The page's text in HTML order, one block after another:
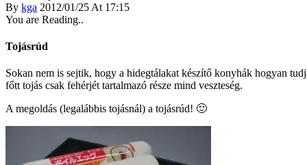
By kga 2012/01/25 At 17:15
You are Reading..
Tojásrúd
Sokan nem is sejtik, hogy a hidegtálakat készítő konyhák hogyan
főtt tojás csak fehérjét tartalmazó része mind veszteség.
A megoldás (legalábbis tojásnál) a tojásrúd! 🙂